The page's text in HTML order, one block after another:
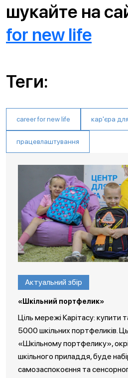
шукайте на
for new life
Теги:
career for new life кар'єра
працевлаштування
Актуальний збір
«Шкільний портфелик»
Ціль мережі Карітасу: купити
5000 шкільних портфеликів.
«Шкільному портфелику»,
шкільного приладдя, буде
самозаспокоєння та